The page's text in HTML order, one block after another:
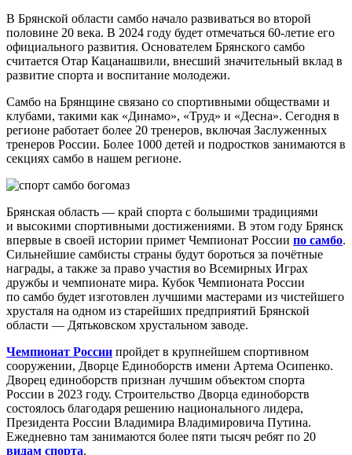
В Брянской области самбо начало развиваться во второй
половине 20 века. В 2024 году будет отмечаться 60-летие его
официального развития. Основателем Брянского самбо
считается Отар Кацанашвили, внесший значительный вклад в
развитие спорта и воспитание молодежи.
Самбо на Брянщине связано со спортивными обществами и
клубами, такими как «Динамо», «Труд» и «Десна». Сегодня в
регионе работает более 20 тренеров, включая Заслуженных
тренеров России. Более 1000 детей и подростков занимаются в
секциях самбо в нашем регионе.
Брянская область — край спорта с большими традициями
и высокими спортивными достижениями. В этом году Брянск
впервые в своей истории примет Чемпионат России по самбо.
Сильнейшие самбисты страны будут бороться за почётные
награды, а также за право участия во Всемирных Играх
дружбы и чемпионате мира. Кубок Чемпионата России
по самбо будет изготовлен лучшими мастерами из чистейшего
хрусталя на одном из старейших предприятий Брянской
области — Дятьковском хрустальном заводе.
Чемпионат России пройдет в крупнейшем спортивном
сооружении, Дворце Единоборств имени Артема Осипенко.
Дворец единоборств признан лучшим объектом спорта
России в 2023 году. Строительство Дворца единоборств
состоялось благодаря решению национального лидера,
Президента России Владимира Владимировича Путина.
Ежедневно там занимаются более пяти тысяч ребят по 20
видам спорта.